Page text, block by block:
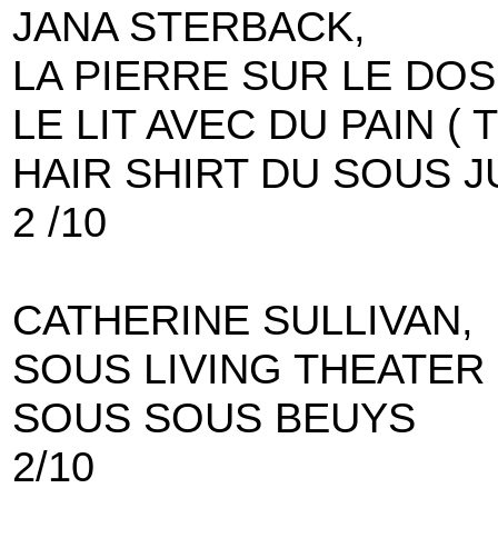
JANA STERBACK,
LA PIERRE SUR LE
LE LIT AVEC DU PAIN (
HAIR SHIRT DU SOUS
2 /10
CATHERINE SULLIVAN,
SOUS LIVING THEATER
SOUS SOUS BEUYS
2/10